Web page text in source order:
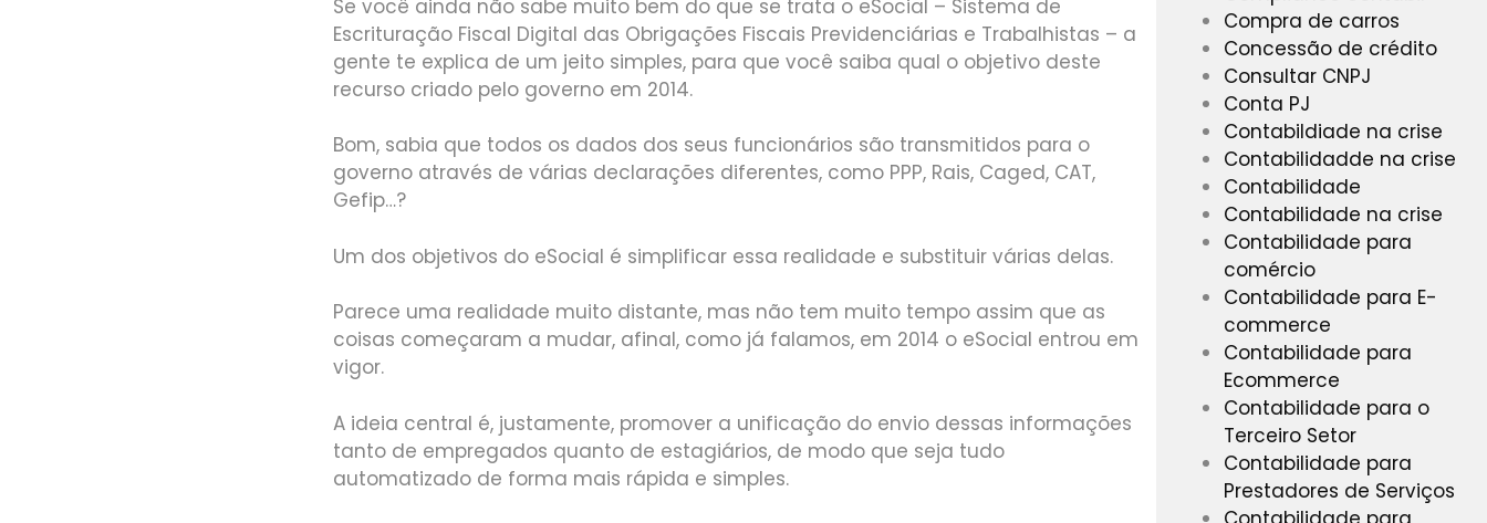
Se você ainda não sabe muito bem do que se trata o eSocial – Sistema de
Escrituração Fiscal Digital das Obrigações Fiscais Previdenciárias e Trabalhistas – a
gente te explica de um jeito simples, para que você saiba qual o objetivo deste
recurso criado pelo governo em 2014.
Bom, sabia que todos os dados dos seus funcionários são transmitidos para o
governo através de várias declarações diferentes, como PPP, Rais, Caged, CAT,
Gefip…?
Um dos objetivos do eSocial é simplificar essa realidade e substituir várias delas.
Parece uma realidade muito distante, mas não tem muito tempo assim que as
coisas começaram a mudar, afinal, como já falamos, em 2014 o eSocial entrou em
vigor.
A ideia central é, justamente, promover a unificação do envio dessas informações
tanto de empregados quanto de estagiários, de modo que seja tudo
automatizado de forma mais rápida e simples.
Compra de carros
Concessão de crédito
Consultar CNPJ
Conta PJ
Contabildiade na crise
Contabilidadde na crise
Contabilidade
Contabilidade na crise
Contabilidade para
comércio
Contabilidade para E-
commerce
Contabilidade para
Ecommerce
Contabilidade para o
Terceiro Setor
Contabilidade para
Prestadores de Serviços